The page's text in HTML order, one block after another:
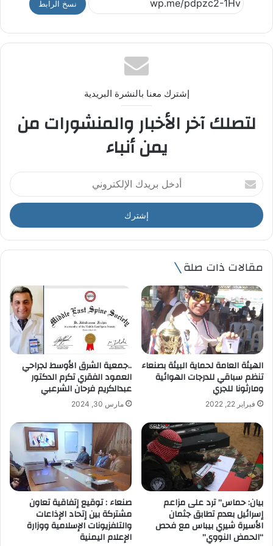
نسخ الرابط
إشترك معنا بالنشرة البريدية
لتصلك آخر الأخبار والمنشورات من
يمن أنباء
أ
د
خ
ل
ر
د
ا
ل
إ
ل
ر
و
ن
ي
مقالات ذات صلة
الهيئة العامة لحماية البيئة بصنعاء
تنظم سباقي للدرجات الهوائية
ومارثونا للجري
فبراير 22, 2022
..جمعية الشرق الأوسط لجراحي
العمود الفقري تكرم الدكتور
عبدالكريم فرحان الشرعبي
مارس 30, 2024
بيان: حماس” ترد على مزاعم
إسرائيل بعدم تطابق جثمان
الأسيرة شيري بيباس مع فحص
“الحمض النووي”
صنعاء : توقيع إتفاقية تعاون
مشتركة بين إتحاد الإذاعات
والتلفزيونات الإسلامية ووزارة
الإعلام اليمنية